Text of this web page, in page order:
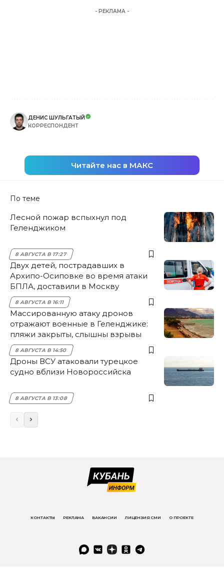
- РЕКЛАМА -
ДЕНИС ШУЛЬГАТЫЙ
КОРРЕСПОНДЕНТ
Читайте нас в МАКС
По теме
Лесной пожар вспыхнул под
Геленджиком
8 АВГУСТА В 17:27
Двух детей, пострадавших в
Архипо-Осиповке во время атаки
БПЛА, доставили в Москву
8 АВГУСТА В 16:11
Массированную атаку дронов
отражают военные в Геленджике:
пляжи закрыты, слышны взрывы
8 АВГУСТА В 14:50
Дроны ВСУ атаковали турецкое
судно вблизи Новороссийска
8 АВГУСТА В 13:08
КОНТАКТЫ РЕКЛАМА ВАКАНСИИ ЛИЦЕНЗИЯ СМИ О ПРОЕКТЕ